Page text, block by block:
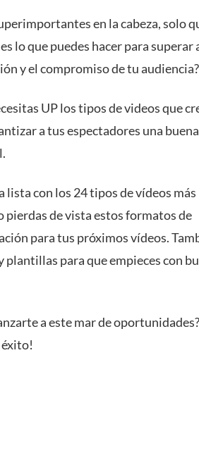
en la cabeza, solo
lo que puedes hacer para superar
y el compromiso de tu audiencia?
UP los tipos de videos que
a tus espectadores una buena
lista con los 24 tipos de vídeos más
pierdas de vista estos formatos de
para tus próximos vídeos.
para que empieces con
a este mar de oportunidades?
éxito!